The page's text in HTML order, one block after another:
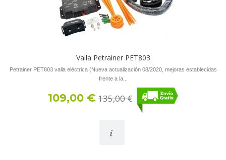
Valla Petrainer PET803
Petrainer PET803 valla eléctrica (Nueva actualización 08/2020, mejoras establecidas
frente a la...
109,00 € 135,00 €
i